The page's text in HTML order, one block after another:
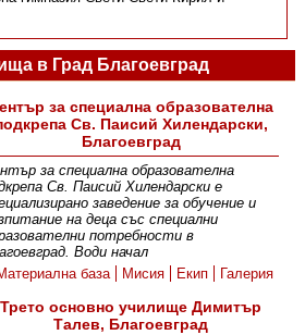
в Град Благоевград
за специална образователна
Св. Паисий Хилендарски,
Благоевград
за специална образователна
Св. Паисий Хилендарски е
заведение за обучение и
на деца със специални
потребности в
Води начал
база Мисия Екип Галерия
Трето основно училище Димитър
Талев, Благоевград